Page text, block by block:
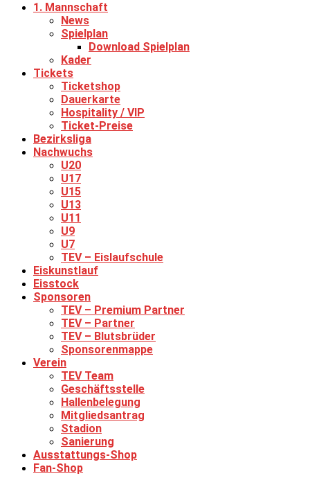
1. Mannschaft
News
Spielplan
Download Spielplan
Kader
Tickets
Ticketshop
Dauerkarte
Hospitality / VIP
Ticket-Preise
Bezirksliga
Nachwuchs
U20
U17
U15
U13
U11
U9
U7
TEV – Eislaufschule
Eiskunstlauf
Eisstock
Sponsoren
TEV – Premium Partner
TEV – Partner
TEV – Blutsbrüder
Sponsorenmappe
Verein
TEV Team
Geschäftsstelle
Hallenbelegung
Mitgliedsantrag
Stadion
Sanierung
Ausstattungs-Shop
Fan-Shop